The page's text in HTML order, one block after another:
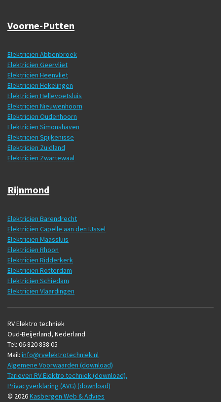
Voorne-Putten
Elektricien Abbenbroek
Elektricien Geervliet
Elektricien Heenvliet
Elektricien Hekelingen
Elektricien Hellevoetsluis
Elektricien Nieuwenhoorn
Elektricien Oudenhoorn
Elektricien Simonshaven
Elektricien Spijkenisse
Elektricien Zuidland
Elektricien Zwartewaal
Rijnmond
Elektricien Barendrecht
Elektricien Capelle aan den IJssel
Elektricien Maassluis
Elektricien Rhoon
Elektricien Ridderkerk
Elektricien Rotterdam
Elektricien Schiedam
Elektricien Vlaardingen
RV Elektro techniek
Oud-Beijerland, Nederland
Tel: 06 820 838 05
Mail: info@rvelektrotechniek.nl
Algemene Voorwaarden (download)
Tarieven RV Elektro techniek (download).
Privacyverklaring (AVG) (download)
© 2026Kasbergen Web & Advies